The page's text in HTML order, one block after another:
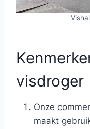
visdroger
Onze
maakt